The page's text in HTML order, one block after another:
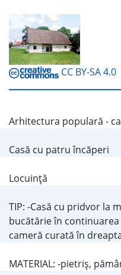
CC BY-SA 4.0
Arhitectura populară -
Casă cu patru încăperi
Locuinţă
TIP: -Casă cu pridvor la
bucătărie în
cameră curată în
MATERIAL: -pietriş,